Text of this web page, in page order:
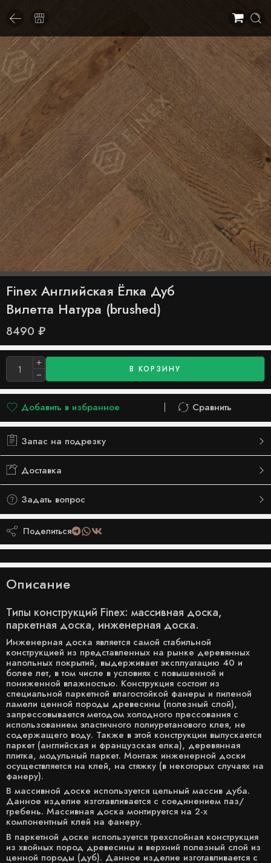
Finex Английская Ёлка Дуб
Вилетта Натура (brushed)
8490 ₽
В КОРЗИНУ
Добавить в избранное
Добавлено в список желаний
Сравнить
Сравнить
Запас на подрезку
Доставка
Задать вопрос
Поделиться
Описание
Типы конструкций Finex: массивная доска,
паркетная доска, инженерная доска.
Инженерная доска является самой стабильной
конструкцией из представленных на рынке деревянных
напольных покрытий, выдерживает эксплуатацию 40 и
более лет, в том числе в условиях с повышенной и
пониженной влажностью. Конструкция состоит из
специальной паркетной влагостойкой фанеры и пиленой
ламели ценной породы древесины (полезный слой),
запрессовывается методом холодного прессования с
использованием эластичного полиуретанового клея, не
содержащего воду. Также в этой конструкции выпускается
паркет (английская и французская елка), деревянная
плитка, модульный паркет. Монтаж инженерной доски
осуществляется на клей, на стяжку (в некоторых случаях на
фанеру).
В массивной доске используется цельный массив дуба.
Данное изделие изготавливается с соединением паз/
гребень. Массивная доска монтируется на 2-х
компонентный клей на фанеру.
В паркетной доске используется трехслойная конструкция
из хвойных пород древесины и верхний полезный слой из
ценной породы (дуб). Данное изделие изготавливается с